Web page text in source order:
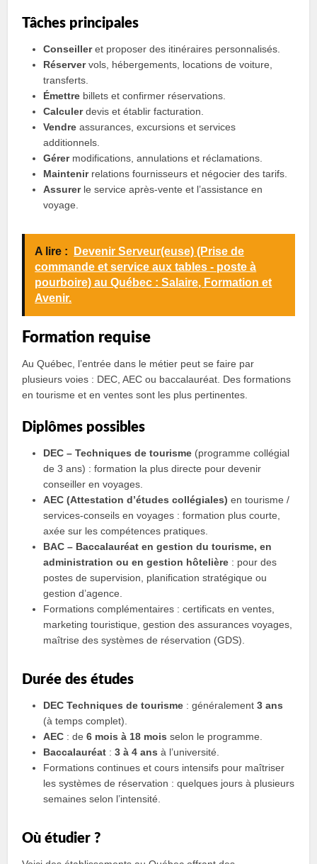
Tâches principales
Conseilleret proposer des itinéraires personnalisés.
Réservervols, hébergements, locations de voiture,
transferts.
Émettre billets et confirmer réservations.
Calculerdevis et établir facturation.
Vendre assurances, excursions et services
additionnels.
Gérermodifications, annulations et réclamations.
Maintenirrelations fournisseurs et négocier des tarifs.
Assurerle service après‑vente et l’assistance en
voyage.
A lire :
Devenir Serveur(euse) (Prise de
commande et service aux tables - poste à
pourboire) au Québec : Salaire, Formation et
Avenir.
Formation requise
Au Québec, l’entrée dans le métier peut se faire par
plusieurs voies : DEC, AEC ou baccalauréat. Des formations
en tourisme et en ventes sont les plus pertinentes.
Diplômes possibles
DEC – Techniques de tourisme (programme collégial
de 3 ans) : formation la plus directe pour devenir
conseiller en voyages.
AEC (Attestation d’études collégiales) en tourisme /
services-conseils en voyages : formation plus courte,
axée sur les compétences pratiques.
BAC – Baccalauréat en gestion du tourisme, en
administration ou en gestion hôtelière : pour des
postes de supervision, planification stratégique ou
gestion d’agence.
Formations complémentaires : certificats en ventes,
marketing touristique, gestion des assurances voyages,
maîtrise des systèmes de réservation (GDS).
Durée des études
DEC Techniques de tourisme : généralement3 ans
(à temps complet).
AEC : de6 mois à 18 mois selon le programme.
Baccalauréat :3 à 4 ans à l’université.
Formations continues et cours intensifs pour maîtriser
les systèmes de réservation : quelques jours à plusieurs
semaines selon l’intensité.
Où étudier ?